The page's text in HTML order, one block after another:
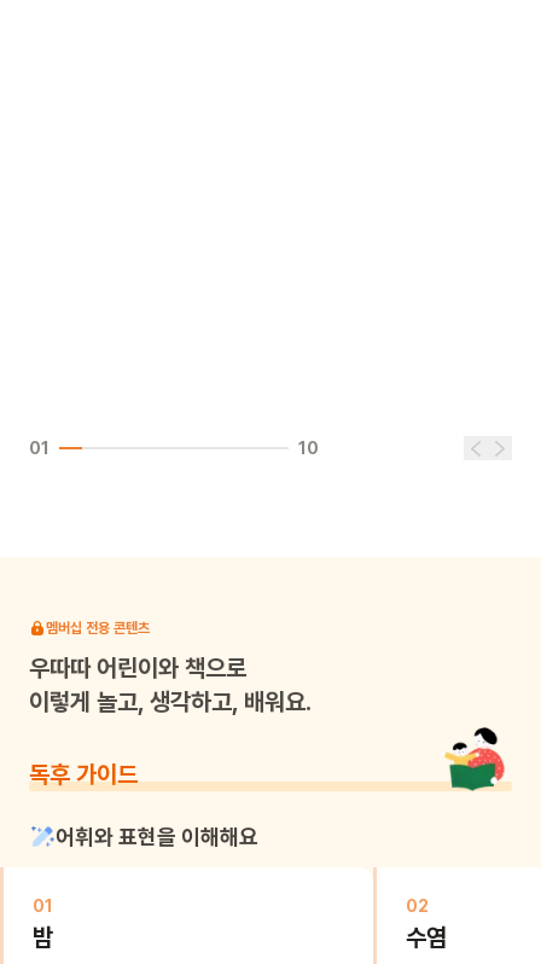
01 10
멤버십 전용 콘텐츠
우따따어린이와 책으로
이렇게 놀고, 생각하고, 배워요.
독후 가이드
어휘와 표현을 이해해요
01
밤
02
수염